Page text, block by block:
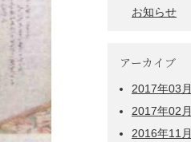
お知らせ
アーカイブ
2017年03月
2017年02月
2016年11月